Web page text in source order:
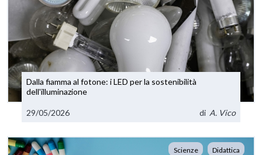
Dalla fiamma al fotone: i LED per la sostenibilità
dell'illuminazione
29/05/2026 di A. Vico
Scienze Didattica